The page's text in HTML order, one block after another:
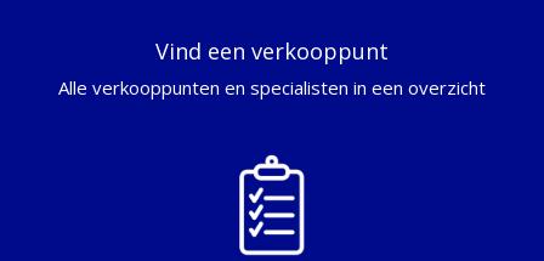
Vind een verkooppunt
Alle verkooppunten en specialisten in een overzicht